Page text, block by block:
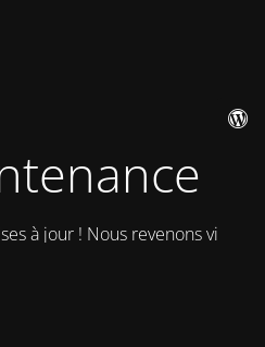
à jour ! Nous revenons vite !